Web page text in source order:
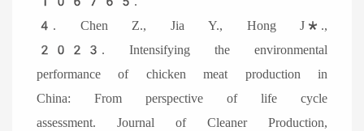
4. Chen Z., Jia Y., Hong J*.,
2023. Intensifying the environmental
performance of chicken meat production in
China: From perspective of life cycle
assessment. Journal of Cleaner Production,